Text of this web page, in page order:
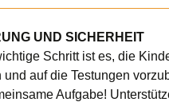
UND SICHERHEIT
Schritt ist es, die
und auf die Testungen
Aufgabe!